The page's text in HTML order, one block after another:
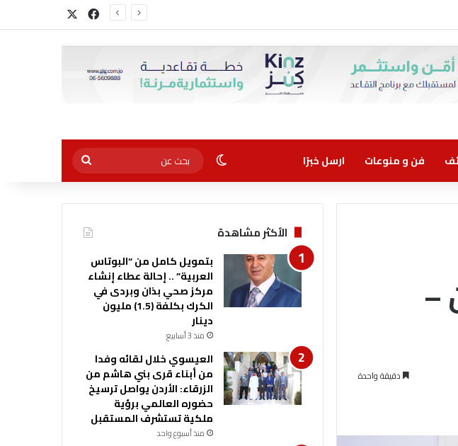
فيسبوك
فن و منوعات ارسل خبرًا الوضع المظلم
بحث
عن
–
دقيقة واحدة
الأكثر مشاهدة
بتمويل كامل من “البوتاس
العربية” .. إحالة عطاء إنشاء
مركز صحي بذان وبردى في
الكرك بكلفة (1.5) مليون
دينار
منذ 3 أسابيع
العيسوي خلال لقائه وفدا
من أبناء قرى بني هاشم من
الزرقاء: الأردن يواصل ترسيخ
حضوره العالمي برؤية
ملكية تستشرف المستقبل
منذ أسبوع واحد